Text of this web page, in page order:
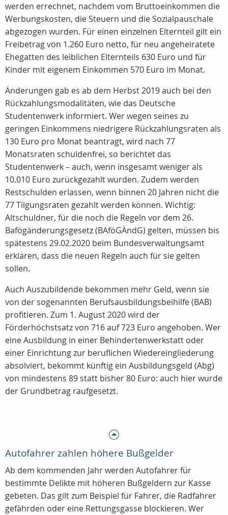
werden errechnet, nachdem vom Bruttoeinkommen die
Werbungskosten, die Steuern und die Sozialpauschale
abgezogen wurden. Für einen einzelnen Elternteil gilt ein
Freibetrag von 1.260 Euro netto, für neu angeheiratete
Ehegatten des leiblichen Elternteils 630 Euro und für
Kinder mit eigenem Einkommen 570 Euro im Monat.
Änderungen gab es ab dem Herbst 2019 auch bei den
Rückzahlungsmodalitäten, wie das Deutsche
Studentenwerk informiert. Wer wegen seines zu
geringen Einkommens niedrigere Rückzahlungsraten als
130 Euro pro Monat beantragt, wird nach 77
Monatsraten schuldenfrei, so berichtet das
Studentenwerk – auch, wenn insgesamt weniger als
10.010 Euro zurückgezahlt wurden. Zudem werden
Restschulden erlassen, wenn binnen 20 Jahren nicht die
77 Tilgungsraten gezahlt werden können. Wichtig:
Altschuldner, für die noch die Regeln vor dem 26.
Bafögänderungsgesetz (BAföGÄndG) gelten, müssen bis
spätestens 29.02.2020 beim Bundesverwaltungsamt
erklären, dass die neuen Regeln auch für sie gelten
sollen.
Auch Auszubildende bekommen mehr Geld, wenn sie
von der sogenannten Berufsausbildungsbeihilfe (BAB)
profitieren. Zum 1. August 2020 wird der
Förderhöchstsatz von 716 auf 723 Euro angehoben. Wer
eine Ausbildung in einer Behindertenwerkstatt oder
einer Einrichtung zur beruflichen Wiedereingliederung
absolviert, bekommt künftig ein Ausbildungsgeld (Abg)
von mindestens 89 statt bisher 80 Euro: auch hier wurde
der Grundbetrag raufgesetzt.
Autofahrer zahlen höhere Bußgelder
Ab dem kommenden Jahr werden Autofahrer für
bestimmte Delikte mit höheren Bußgeldern zur Kasse
gebeten. Das gilt zum Beispiel für Fahrer, die Radfahrer
gefährden oder eine Rettungsgasse blockieren. Wer